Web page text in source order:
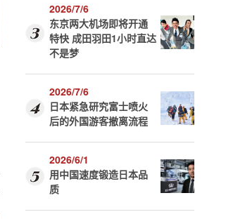
2026/7/6
东京两大机场即将开通
特快 成田羽田1小时直达
不是梦
2026/7/6
日本紧急研究富士喷火
后的外国游客撤离流程
2026/6/1
用中国速度锻造日本品
质